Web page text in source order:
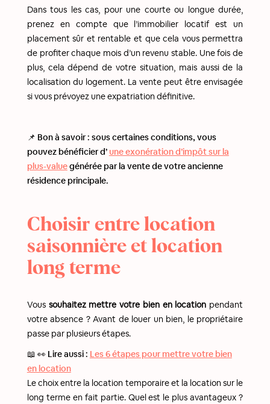
Dans tous les cas, pour une courte ou longue durée,
prenez en compte que l’immobilier locatif est un
placement sûr et rentable et que cela vous permettra
de profiter chaque mois d’un revenu stable. Une fois de
plus, cela dépend de votre situation, mais aussi de la
localisation du logement. La vente peut être envisagée
si vous prévoyez une expatriation définitive.
📌 Bon à savoir : sous certaines conditions, vous
pouvez bénéficier d’ une exonération d’impôt sur la
plus-valuegénérée par la vente de votre ancienne
résidence principale.
Choisir entre location
saisonnière et location
long terme
Vous souhaitez mettre votre bien en location pendant
votre absence ? Avant de louer un bien, le propriétaire
passe par plusieurs étapes.
📖 👀 Lire aussi : Les 6 étapes pour mettre votre bien
en location
Le choix entre la location temporaire et la location sur le
long terme en fait partie. Quel est le plus avantageux ?